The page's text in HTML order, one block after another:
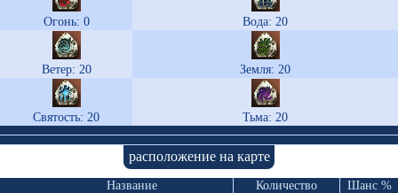
Огонь: 0 Вода: 20
Ветер: 20 Земля: 20
Святость: 20 Тьма: 20
расположение на карте
Название Количество
Шанс %